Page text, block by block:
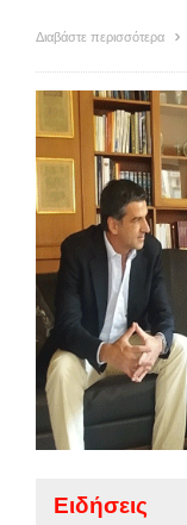
Διαβάστε περισσότερα
Ειδήσεις